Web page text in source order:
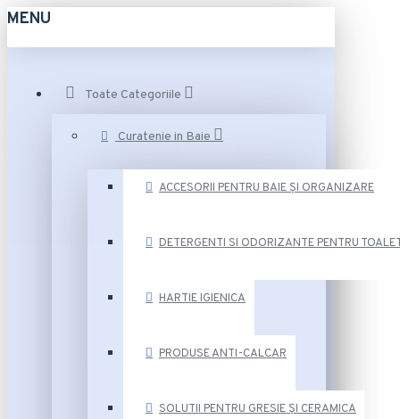
MENU
Toate Categoriile
Curatenie in Baie
ACCESORII PENTRU BAIE ȘI ORGANIZARE
DETERGENTI SI ODORIZANTE PENTRU
HARTIE IGIENICA
PRODUSE ANTI-CALCAR
SOLUTII PENTRU GRESIE ȘI CERAMICA